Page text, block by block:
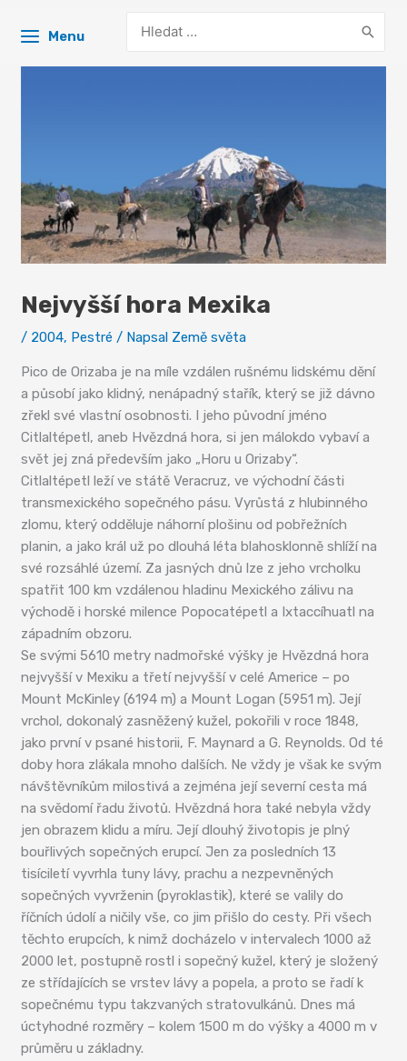
Menu
for:
Nejvyšší hora Mexika
/ 2004, Pestré / Napsal Země světa
Pico de Orizaba je na míle vzdálen rušnému lidskému dění
a působí jako klidný, nenápadný stařík, který se již dávno
zřekl své vlastní osobnosti. I jeho původní jméno
Citlaltépetl, aneb Hvězdná hora, si jen málokdo vybaví a
svět jej zná především jako „Horu u Orizaby“.
Citlaltépetl leží ve státě Veracruz, ve východní části
transmexického sopečného pásu. Vyrůstá z hlubinného
zlomu, který odděluje náhorní plošinu od pobřežních
planin, a jako král už po dlouhá léta blahosklonně shlíží na
své rozsáhlé území. Za jasných dnů lze z jeho vrcholku
spatřit 100 km vzdálenou hladinu Mexického zálivu na
východě i horské milence Popocatépetl a Ixtaccíhuatl na
západním obzoru.
Se svými 5610 metry nadmořské výšky je Hvězdná hora
nejvyšší v Mexiku a třetí nejvyšší v celé Americe – po
Mount McKinley (6194 m) a Mount Logan (5951 m). Její
vrchol, dokonalý zasněžený kužel, pokořili v roce 1848,
jako první v psané historii, F. Maynard a G. Reynolds. Od té
doby hora zlákala mnoho dalších. Ne vždy je však ke svým
návštěvníkům milostivá a zejména její severní cesta má
na svědomí řadu životů. Hvězdná hora také nebyla vždy
jen obrazem klidu a míru. Její dlouhý životopis je plný
bouřlivých sopečných erupcí. Jen za posledních 13
tisíciletí vyvrhla tuny lávy, prachu a nezpevněných
sopečných vyvrženin (pyroklastik), které se valily do
říčních údolí a ničily vše, co jim přišlo do cesty. Při všech
těchto erupcích, k nimž docházelo v intervalech 1000 až
2000 let, postupně rostl i sopečný kužel, který je složený
ze střídajících se vrstev lávy a popela, a proto se řadí k
sopečnému typu takzvaných stratovulkánů. Dnes má
úctyhodné rozměry – kolem 1500 m do výšky a 4000 m v
průměru u základny.